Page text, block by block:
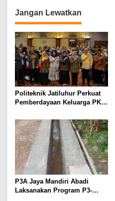
Jangan Lewatkan
Politeknik Jatiluhur Perkuat
Pemberdayaan Keluarga PKH
P3A Jaya Mandiri Abadi
Laksanakan Program P3-